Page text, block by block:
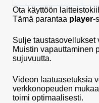
Ota käyttöön
Tämä parantaa player-
Sulje taustasovellukset
Muistin vapauttaminen
sujuvuutta.
Videon laatuasetuksia
verkkonopeuden
toimi optimaalisesti.